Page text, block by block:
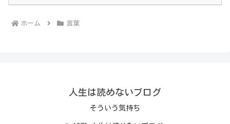
ホーム 言葉
人生は読めないブログ
そういう気持ち